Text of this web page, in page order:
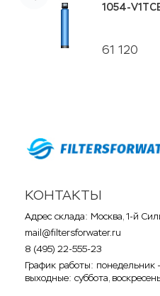
61 120
1054-
КОНТАКТЫ
Адрес склада: Москва, 1-й
mail@filtersforwater.ru
8 (495) 22-555-23
График работы:
выходные: суббота,